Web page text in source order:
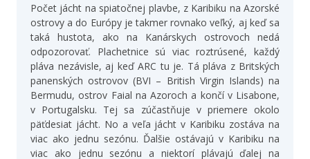
Počet jácht na spiatočnej plavbe, z Karibiku na Azorské
ostrovy a do Európy je takmer rovnako veľký, aj keď sa
taká hustota, ako na Kanárskych ostrovoch nedá
odpozorovať. Plachetnice sú viac roztrúsené, každý
pláva nezávisle, aj keď ARC tu je. Tá pláva z Britských
panenských ostrovov (BVI – British Virgin Islands) na
Bermudu, ostrov Faial na Azoroch a končí v Lisabone,
v Portugalsku. Tej sa zúčastňuje v priemere okolo
päťdesiat jácht. No a veľa jácht v Karibiku zostáva na
viac ako jednu sezónu. Ďalšie ostávajú v Karibiku na
viac ako jednu sezónu a niektorí plávajú ďalej na